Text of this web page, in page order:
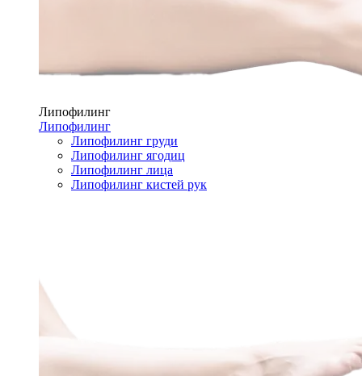
Липофилинг
Липофилинг
Липофилинг груди
Липофилинг ягодиц
Липофилинг лица
Липофилинг кистей рук